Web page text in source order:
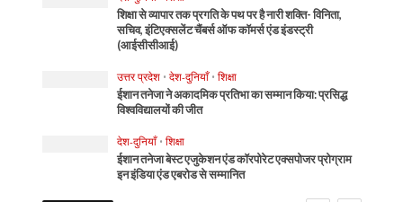
शिक्षा से व्यापार तक प्रगति के पथ पर है नारी शक्ति- विनिता,
सचिव, इंटिएक्सलेंट चैंबर्स ऑफ कॉमर्स एंड इंडस्ट्री
(आईसीसीआई)
उत्तर प्रदेश • देश-दुनियाँ • शिक्षा
ईशान तनेजा ने अकादमिक प्रतिभा का सम्मान किया: प्रसिद्ध
विश्वविद्यालयों की जीत
देश-दुनियाँ • शिक्षा
ईशान तनेजा बेस्ट एजुकेशन एंड कॉरपोरेट एक्सपोजर प्रोग्राम
इन इंडिया एंड एबरोड से सम्मानित